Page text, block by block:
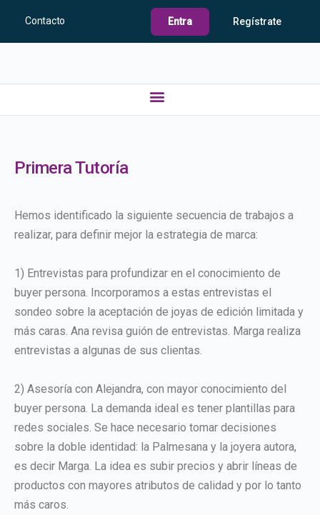
Contacto Entra Regístrate
Primera Tutoría
Hemos identificado la siguiente secuencia de trabajos a
realizar, para definir mejor la estrategia de marca:
1) Entrevistas para profundizar en el conocimiento de
buyer persona. Incorporamos a estas entrevistas el
sondeo sobre la aceptación de joyas de edición limitada y
más caras. Ana revisa guión de entrevistas. Marga realiza
entrevistas a algunas de sus clientas.
2) Asesoría con Alejandra, con mayor conocimiento del
buyer persona. La demanda ideal es tener plantillas para
redes sociales. Se hace necesario tomar decisiones
sobre la doble identidad: la Palmesana y la joyera autora,
es decir Marga. La idea es subir precios y abrir líneas de
productos con mayores atributos de calidad y por lo tanto
más caros.